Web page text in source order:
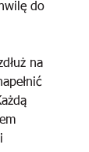
do
na